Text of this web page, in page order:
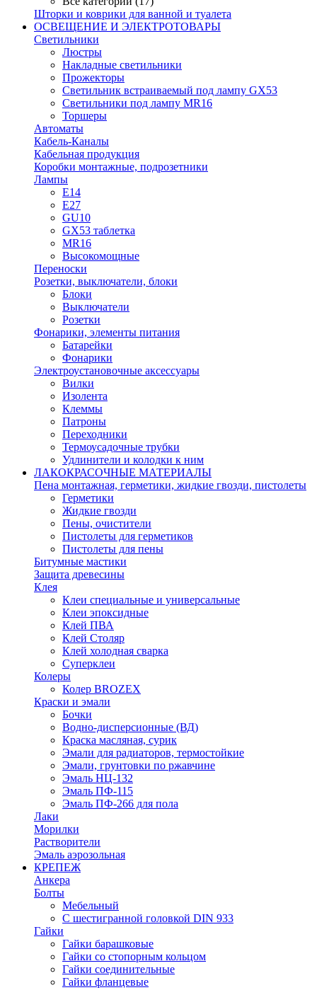
Шторки и коврики для ванной и туалета
ОСВЕЩЕНИЕ И ЭЛЕКТРОТОВАРЫ
Светильники
Люстры
Накладные светильники
Прожекторы
Светильник встраиваемый под лампу GX53
Светильники под лампу MR16
Торшеры
Автоматы
Кабель-Каналы
Кабельная продукция
Коробки монтажные, подрозетники
Лампы
E14
E27
GU10
GX53 таблетка
MR16
Высокомощные
Переноски
Розетки, выключатели, блоки
Блоки
Выключатели
Розетки
Фонарики, элементы питания
Батарейки
Фонарики
Электроустановочные аксессуары
Вилки
Изолента
Клеммы
Патроны
Переходники
Термоусадочные трубки
Удлинители и колодки к ним
ЛАКОКРАСОЧНЫЕ МАТЕРИАЛЫ
Пена монтажная, герметики, жидкие гвозди, пистолеты
Герметики
Жидкие гвозди
Пены, очистители
Пистолеты для герметиков
Пистолеты для пены
Битумные мастики
Защита древесины
Клея
Клеи специальные и универсальные
Клеи эпоксидные
Клей ПВА
Клей Столяр
Клей холодная сварка
Суперклеи
Колеры
Колер BROZEX
Краски и эмали
Бочки
Водно-дисперсионные (ВД)
Краска масляная, сурик
Эмали для радиаторов, термостойкие
Эмали, грунтовки по ржавчине
Эмаль НЦ-132
Эмаль ПФ-115
Эмаль ПФ-266 для пола
Лаки
Морилки
Растворители
Эмаль аэрозольная
КРЕПЕЖ
Анкера
Болты
Мебельный
С шестигранной головкой DIN 933
Гайки
Гайки барашковые
Гайки со стопорным кольцом
Гайки соединительные
Гайки фланцевые